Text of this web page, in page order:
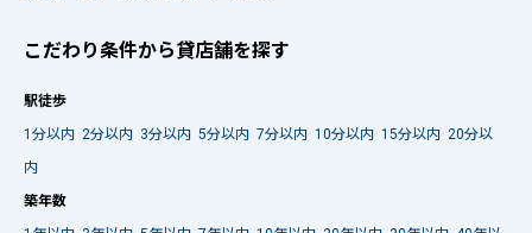
こだわり条件から貸店舗を探す
駅徒歩
1分以内 2分以内 3分以内 5分以内 7分以内 10分以内 15分以内 20分以
内
築年数